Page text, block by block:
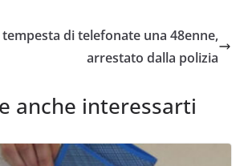
di telefonate una 48enne,
arrestato dalla polizia
anche interessarti